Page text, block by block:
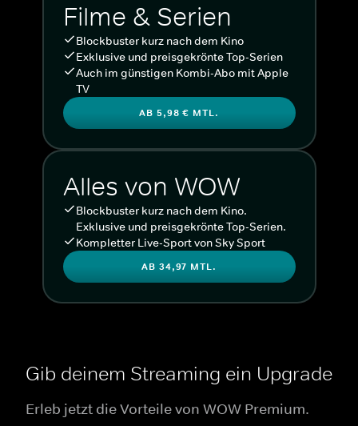
Filme & Serien
Blockbuster kurz nach dem Kino
Exklusive und preisgekrönte Top-Serien
Auch im günstigen Kombi-Abo mit Apple
TV
AB 5,98 € MTL.
Alles von WOW
Blockbuster kurz nach dem Kino.
Exklusive und preisgekrönte Top-Serien.
Kompletter Live-Sport von Sky Sport
AB 34,97 MTL.
Gib deinem Streaming ein Upgrade
Erleb jetzt die Vorteile von WOW Premium.